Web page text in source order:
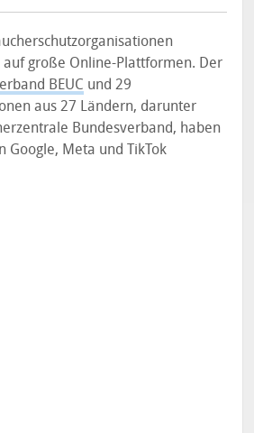
große Online-Plattformen. Der
BEUC und 29
aus 27 Ländern, darunter
Bundesverband, haben
Google, Meta und TikTok